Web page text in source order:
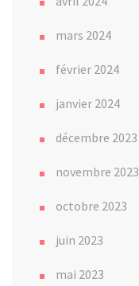
mars 2024
février 2024
janvier 2024
décembre 2023
novembre 2023
octobre 2023
juin 2023
mai 2023